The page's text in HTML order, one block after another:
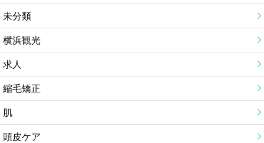
未分類
横浜観光
求人
縮毛矯正
肌
頭皮ケア